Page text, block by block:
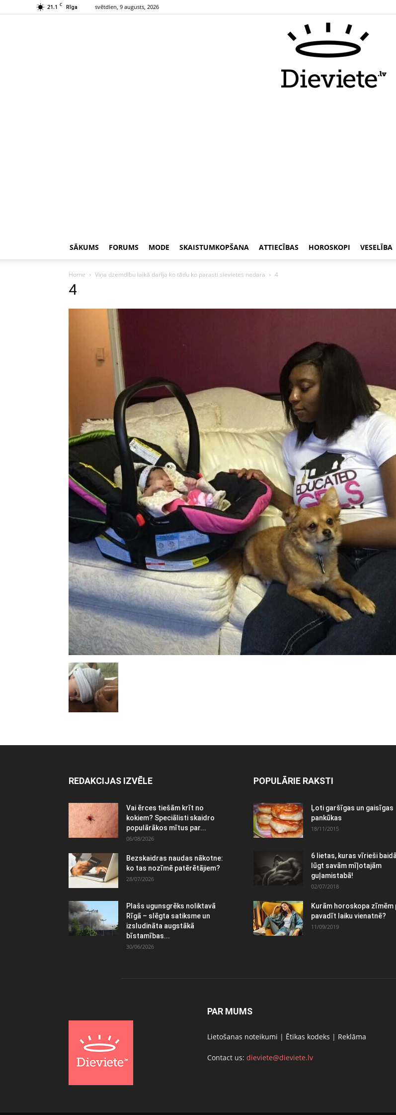
21.1 C Rīga svētdien, 9 augusts, 2026
SĀKUMS FORUMS MODE SKAISTUMKOPŠANA ATTIECĪBAS HOROSKOPI VESELĪBA
Home Viņa dzemdību laikā darīja ko tādu ko parasti sievietes nedara 4
4
REDAKCIJAS IZVĒLE
Vai ērces tiešām krīt no
kokiem? Speciālisti skaidro
populārākos mītus par...
06/08/2026
Bezskaidras naudas nākotne:
ko tas nozīmē patērētājiem?
28/07/2026
Plašs ugunsgrēks noliktavā
Rīgā – slēgta satiksme un
izsludināta augstākā
bīstamības...
30/06/2026
POPULĀRIE RAKSTI
Ļoti garšīgas un gaisīgas
pankūkas
18/11/2015
6 lietas, kuras vīrieši
lūgt savām mīļotajām
guļamistabā!
02/07/2018
Kurām horoskopa zīmēm
pavadīt laiku vienatnē?
11/09/2019
PAR MUMS
Lietošanas noteikumi | Ētikas kodeks | Reklāma
Contact us: dieviete@dieviete.lv